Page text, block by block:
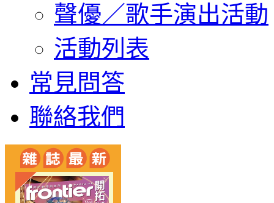
聲優／歌手演出活動
活動列表
常見問答
聯絡我們